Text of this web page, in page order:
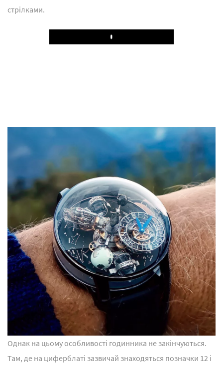
стрілками.
Play
Однак на цьому особливості годинника не закінчуються.
Там, де на циферблаті зазвичай знаходяться позначки 12 і